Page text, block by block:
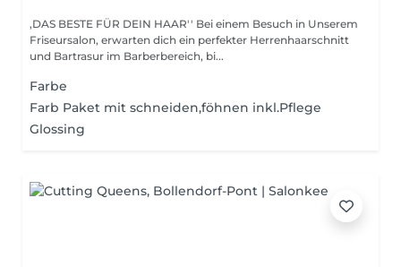
,DAS BESTE FÜR DEIN HAAR'' Bei einem Besuch in Unserem
Friseursalon, erwarten dich ein perfekter Herrenhaarschnitt
und Bartrasur im Barberbereich, bi...
Farbe
Farb Paket mit schneiden,föhnen inkl.Pflege
Glossing